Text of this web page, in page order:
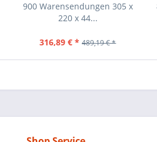
900 Warensendungen 305 x
220 x 44...
316,89 € * 489,19 € *